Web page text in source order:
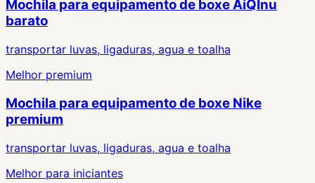
Mochila para equipamento de boxe AiQInu
barato
transportar luvas, ligaduras, agua e toalha
Melhor premium
Mochila para equipamento de boxe Nike
premium
transportar luvas, ligaduras, agua e toalha
Melhor para iniciantes